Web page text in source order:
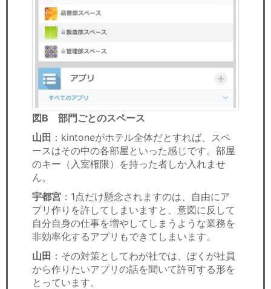
図B 部門ごとのスペース
山田 ：kintoneがホテル全体だとすれば、スペ
ースはその中の各部屋といった感じです。部屋
のキー（入室権限）を持った者しか入れませ
ん。
宇都宮 ：1点だけ懸念されますのは、自由にア
プリ作りを許してしまいますと、意図に反して
自分自身の仕事を増やしてしまうような業務を
非効率化するアプリもできてしまいます。
山田 ：その対策としてわが社では、ぼくが社員
から作りたいアプリの話を聞いて許可する形を
とっています。